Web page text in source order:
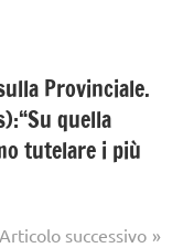
Provinciale.
quella
tutelare i più
Articolo successivo